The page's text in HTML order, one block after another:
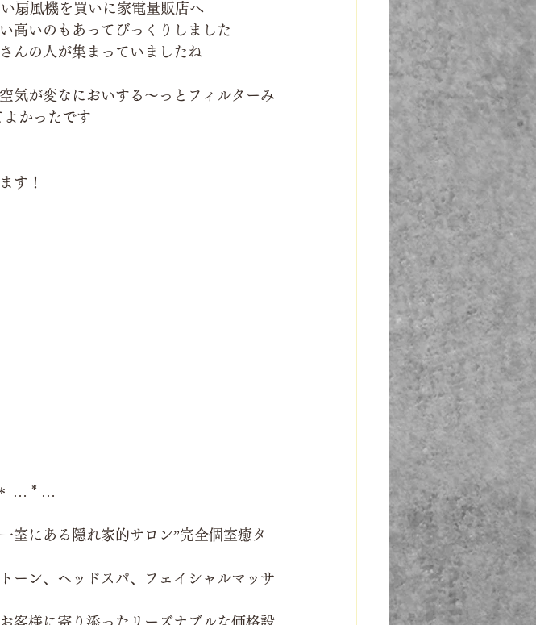
扇風機を買いに家電量販店へ
高いのもあってびっくりしました
んの人が集まっていましたね
気が変なにおいする～っとフィルターみ
かったです
す！
… * …
室にある隠れ家的サロン”完全個室癒タ
ーン、ヘッドスパ、フェイシャルマッサ
客様に寄り添ったリーズナブルな価格設